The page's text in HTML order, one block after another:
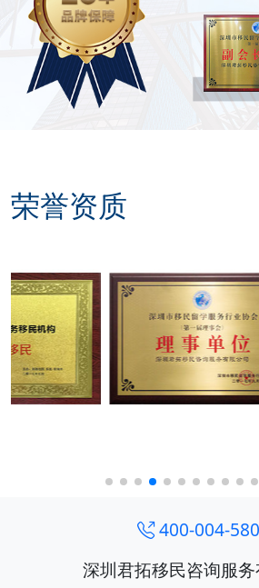
荣誉资质
400-004-
深圳君拓移民咨询服